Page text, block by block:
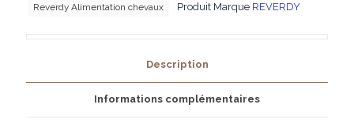
Sac
Reverdy Alimentation chevaux Produit Marque REVERDY
Description
Informations complémentaires